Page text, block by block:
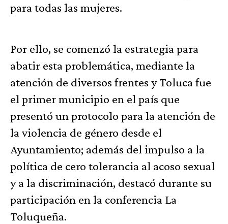
para todas las mujeres.
Por ello, se comenzó la estrategia para
abatir esta problemática, mediante la
atención de diversos frentes y Toluca fue
el primer municipio en el país que
presentó un protocolo para la atención de
la violencia de género desde el
Ayuntamiento; además del impulso a la
política de cero tolerancia al acoso sexual
y a la discriminación, destacó durante su
participación en la conferencia La
Toluqueña.